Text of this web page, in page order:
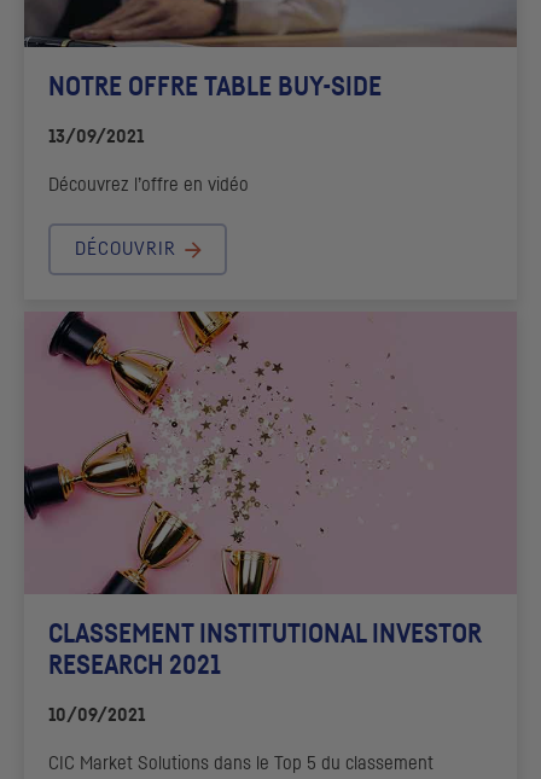
NOTRE OFFRE TABLE BUY-SIDE
13/09/2021
Découvrez l’offre en vidéo
DÉCOUVRIR
CLASSEMENT INSTITUTIONAL INVESTOR
RESEARCH 2021
10/09/2021
CIC Market Solutions dans le Top 5 du classement